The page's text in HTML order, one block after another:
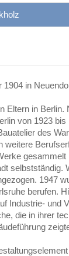
in
Eltern in
von 1923
des
weitere
selbstständig.
1947
berufen.
Industrie- und
die in ihrer